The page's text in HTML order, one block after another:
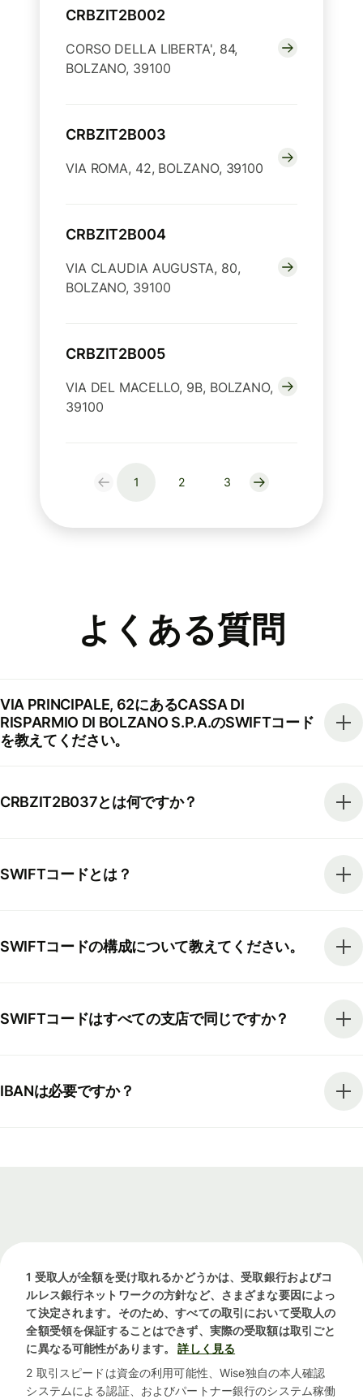
CRBZIT2B002
CORSO DELLA LIBERTA', 84,
BOLZANO, 39100
CRBZIT2B003
VIA ROMA, 42, BOLZANO, 39100
CRBZIT2B004
VIA CLAUDIA AUGUSTA, 80,
BOLZANO, 39100
CRBZIT2B005
VIA DEL MACELLO, 9B, BOLZANO,
39100
1 2 3
よくある質問
VIA PRINCIPALE, 62にあるCASSA DI
RISPARMIO DI BOLZANO S.P.A.のSWIFTコード
を教えてください。
CRBZIT2B037とは何ですか？
SWIFTコードとは？
SWIFTコードの構成について教えてください。
SWIFTコードはすべての支店で同じですか？
IBANは必要ですか？
1 受取人が全額を受け取れるかどうかは、受取銀行およびコ
ルレス銀行ネットワークの方針など、さまざまな要因によっ
て決定されます。そのため、すべての取引において受取人の
全額受領を保証することはできず、実際の受取額は取引ごと
に異なる可能性があります。
詳しく見る
2 取引スピードは資金の利用可能性、Wise独自の本人確認
システムによる認証、およびパートナー銀行のシステム稼働